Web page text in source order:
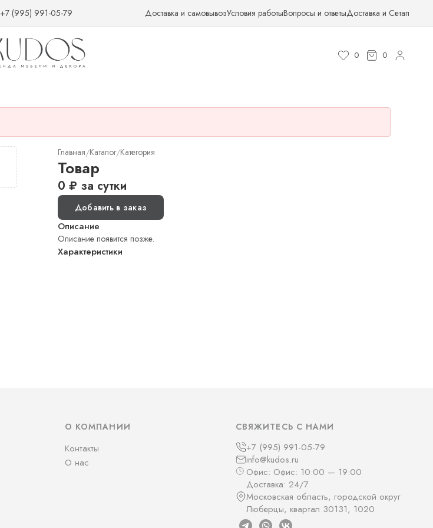
+7 (995) 991-05-79 Доставка и самовывозУсловия работыВопросы и ответыДоставка и Сетап
0 0
Главная/Каталог/Категория
Товар
0 ₽ за сутки
Добавить в заказ
Описание
Описание появится позже.
Характеристики
О КОМПАНИИ
Контакты
О нас
СВЯЖИТЕСЬ С НАМИ
+7 (995) 991-05-79
info@kudos.ru
Офис: Офис: 10:00 — 19:00
Доставка: 24/7
Московская область, городской округ
Люберцы, квартал 30131, 1020